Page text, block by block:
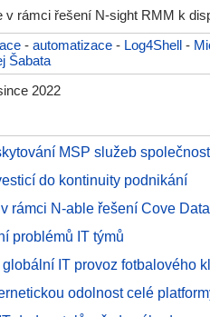
v rámci řešení N-sight RMM k
- automatizace - Log4Shell -
Šabata
2022
MSP služeb
do kontinuity podnikání
rámci N-able řešení Cove
problémů IT týmů
IT provoz fotbalového
odolnost celé